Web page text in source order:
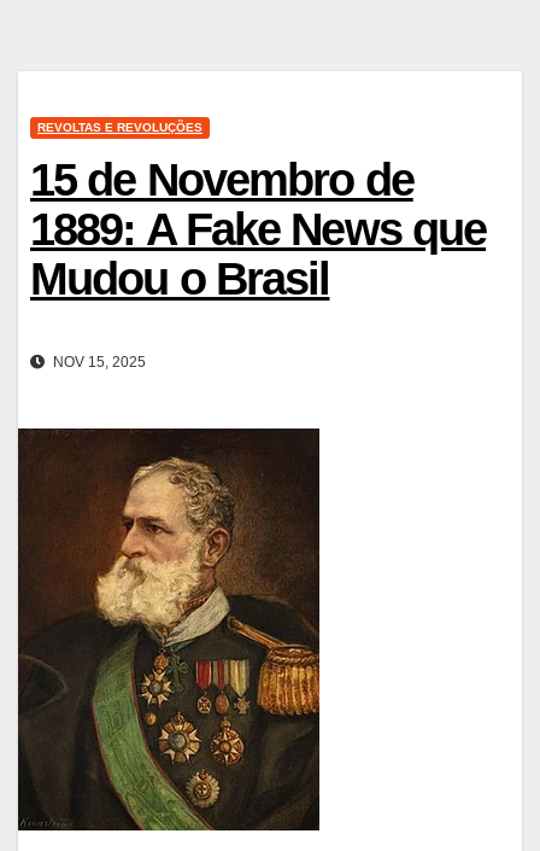
REVOLTAS E REVOLUÇÕES
15 de Novembro de
1889: A Fake News que
Mudou o Brasil
NOV 15, 2025